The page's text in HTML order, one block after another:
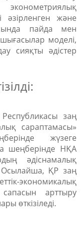
әзірленген және
пайда мен
моделі,
сияқты әдістер
заң
сараптамасы»
жүзеге
шеңберінде НҚА
әдіснамалық
Осылайша, ҚР заң
экономикалық
арттыру
өткізіледі.